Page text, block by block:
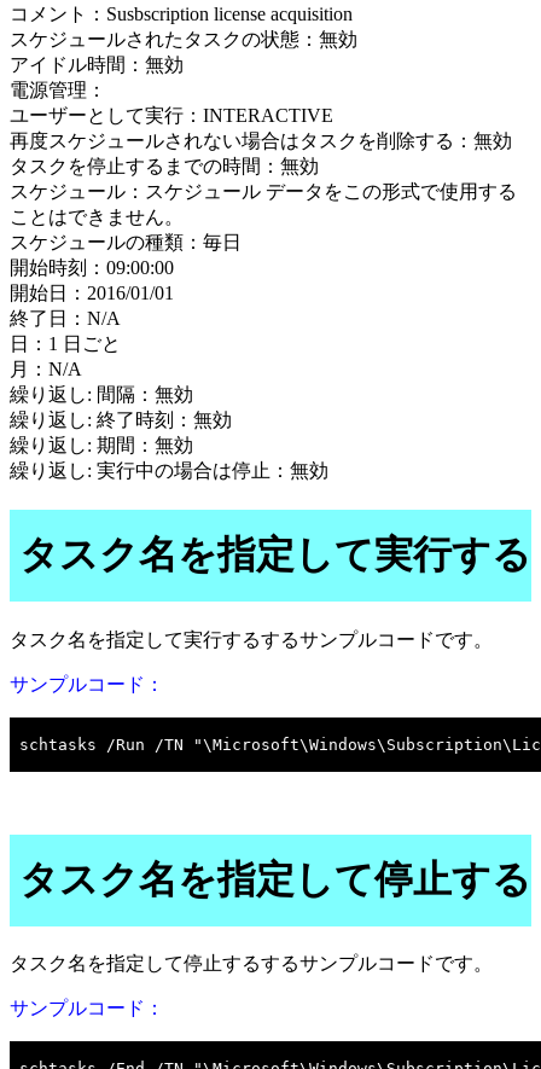
コメント：Susbscription license acquisition
スケジュールされたタスクの状態：無効
アイドル時間：無効
電源管理：
ユーザーとして実行：INTERACTIVE
再度スケジュールされない場合はタスクを削除する：無効
タスクを停止するまでの時間：無効
スケジュール：スケジュール データをこの形式で使用する
ことはできません。
スケジュールの種類：毎日
開始時刻：09:00:00
開始日：2016/01/01
終了日：N/A
日：1 日ごと
月：N/A
繰り返し: 間隔：無効
繰り返し: 終了時刻：無効
繰り返し: 期間：無効
繰り返し: 実行中の場合は停止：無効
タスク名を指定して実行する
タスク名を指定して実行するするサンプルコードです。
サンプルコード：
タスク名を指定して停止する
タスク名を指定して停止するするサンプルコードです。
サンプルコード：